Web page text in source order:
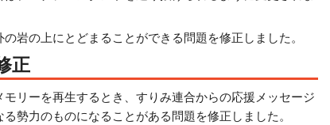
岩の上にとどまることができる問題を修正しました。
正
モリーを再生するとき、すりみ連合からの応援メッセージ
勢力のものになることがある問題を修正しました。